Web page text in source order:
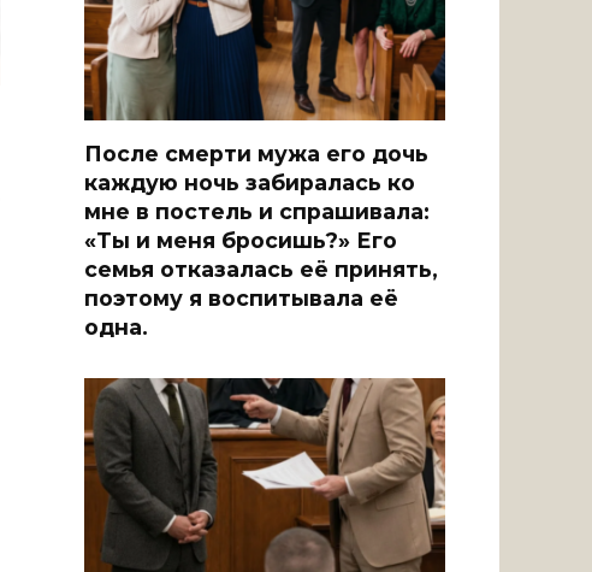
После смерти мужа его дочь
каждую ночь забиралась ко
мне в постель и спрашивала:
«Ты и меня бросишь?» Его
семья отказалась её принять,
поэтому я воспитывала её
одна.